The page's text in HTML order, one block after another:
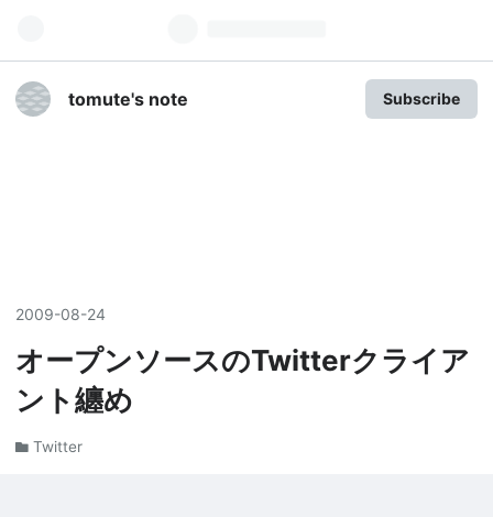
tomute's note Subscribe
2009-08-24
オープンソースのTwitterクライア
ント纏め
Twitter